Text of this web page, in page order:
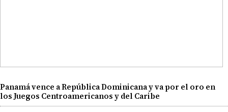
Panamá vence a República Dominicana y va por el oro en
los Juegos Centroamericanos y del Caribe